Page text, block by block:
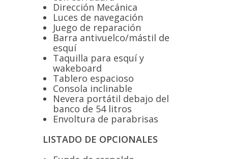
Dirección Mecánica
Luces de navegación
Juego de reparación
Barra antivuelco/mástil de
esquí
Taquilla para esquí y
wakeboard
Tablero espacioso
Consola inclinable
Nevera portátil debajo del
banco de 54 litros
Envoltura de parabrisas
LISTADO DE OPCIONALES